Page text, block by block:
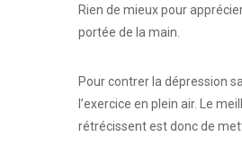
Rien de mieux pour
portée de la main.
Pour contrer la dépression
l’exercice en plein air. Le
rétrécissent est donc de